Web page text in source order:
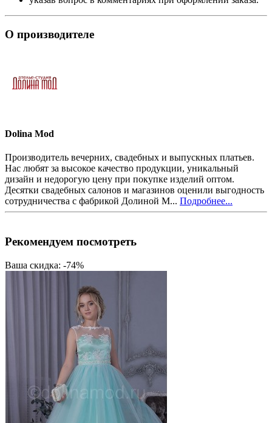
О производителе
Dolina Mod
Производитель вечерних, свадебных и выпускных платьев.
Нас любят за высокое качество продукции, уникальный
дизайн и недорогую цену при покупке изделий оптом.
Десятки свадебных салонов и магазинов оценили выгодность
сотрудничества с фабрикой Долиной М... Подробнее...
Рекомендуем посмотреть
Ваша скидка: -74%